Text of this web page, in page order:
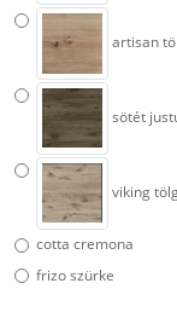
artisan
sötét
viking
cotta cremona
frizo szürke